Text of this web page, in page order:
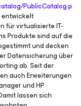
PublicCatalog.p
entwickelt
für virtualisierte IT-
Produkte sind auf die
und decken
Datensicherung über
ab. Seit der
auch Erweiterungen
und HP
lassen sich